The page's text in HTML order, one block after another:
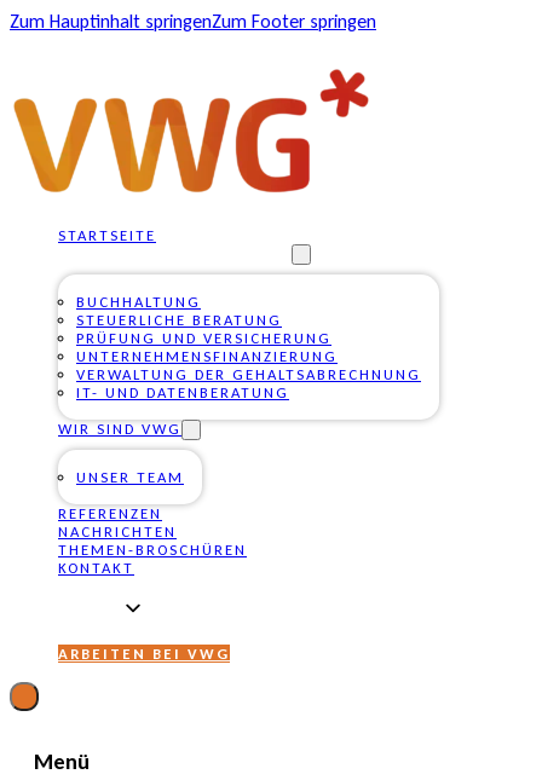
Zum Hauptinhalt springenZum Footer springen
STARTSEITE
BUCHHALTUNG
STEUERLICHE BERATUNG
PRÜFUNG UND VERSICHERUNG
UNTERNEHMENSFINANZIERUNG
VERWALTUNG DER GEHALTSABRECHNUNG
IT- UND DATENBERATUNG
WIR SIND VWG
UNSER TEAM
REFERENZEN
NACHRICHTEN
THEMEN-BROSCHÜREN
KONTAKT
ARBEITEN BEI VWG
Menü